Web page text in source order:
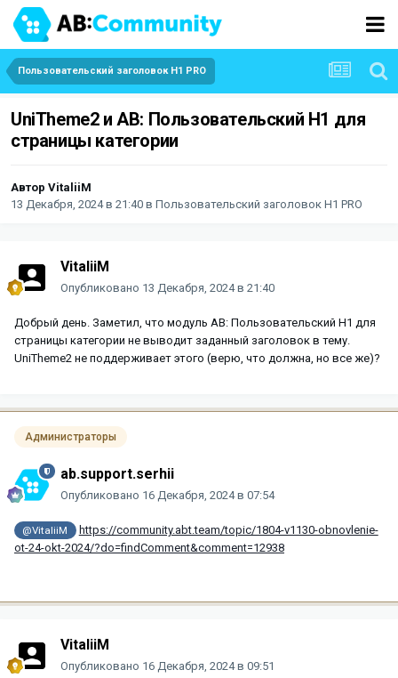
Пользовательский заголовок H1 PRO
UniTheme2 и AB: Пользовательский H1 для
страницы категории
Автор VitaliiM
13 Декабря, 2024 в 21:40 в Пользовательский заголовок H1 PRO
VitaliiM
Опубликовано 13 Декабря, 2024 в 21:40
Добрый день. Заметил, что модуль AB: Пользовательский H1 для
страницы категории не выводит заданный заголовок в тему.
UniTheme2 не поддерживает этого (верю, что должна, но все же)?
Администраторы
ab.support.serhii
Опубликовано 16 Декабря, 2024 в 07:54
@VitaliiM
https://community.abt.team/topic/1804-v1130-obnovlenie-
ot-24-okt-2024/?do=findComment&comment=12938
VitaliiM
Опубликовано 16 Декабря, 2024 в 09:51